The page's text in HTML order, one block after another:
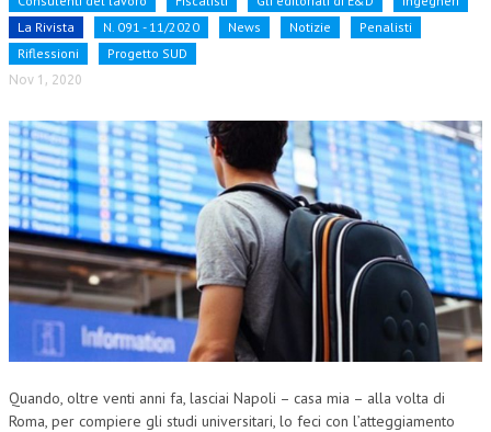
NEWS
ARCHIVIO EVENTI (FINO AL 2022)
CORSI ENTI TERZI
PUBBLICAZIONI
BOLLETTINO FINANZIAMENTI
TELEGRAM
DOCUMENTI
MANUALI E MONOGRAFIE
TESI DI LAUREA
La Rivista
N. 091 - 11/2020 News Notizie
Penalisti
Riflessioni
Progetto SUD
Nov 1, 2020
Quando, oltre venti anni fa, lasciai Napoli – casa mia – alla volta di
Roma, per compiere gli studi universitari, lo feci con l’atteggiamento